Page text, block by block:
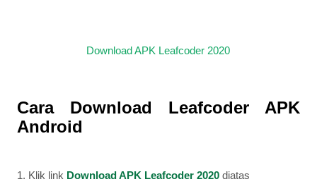
Download APK Leafcoder 2020
Cara Download Leafcoder APK
Android
1. Klik link Download APK Leafcoder 2020diatas